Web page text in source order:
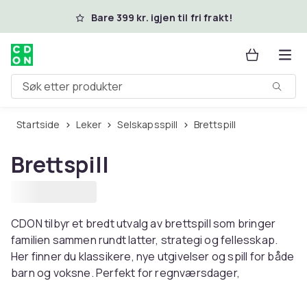
Hopp til hovedinnholdBare 399 kr. igjen til fri frakt!
Søk etter produkter
Startside Leker Selskapsspill Brettspill
Brettspill
CDON tilbyr et bredt utvalg av brettspill som bringer
familien sammen rundt latter, strategi og fellesskap.
Her finner du klassikere, nye utgivelser og spill for både
barn og voksne. Perfekt for regnværsdager,